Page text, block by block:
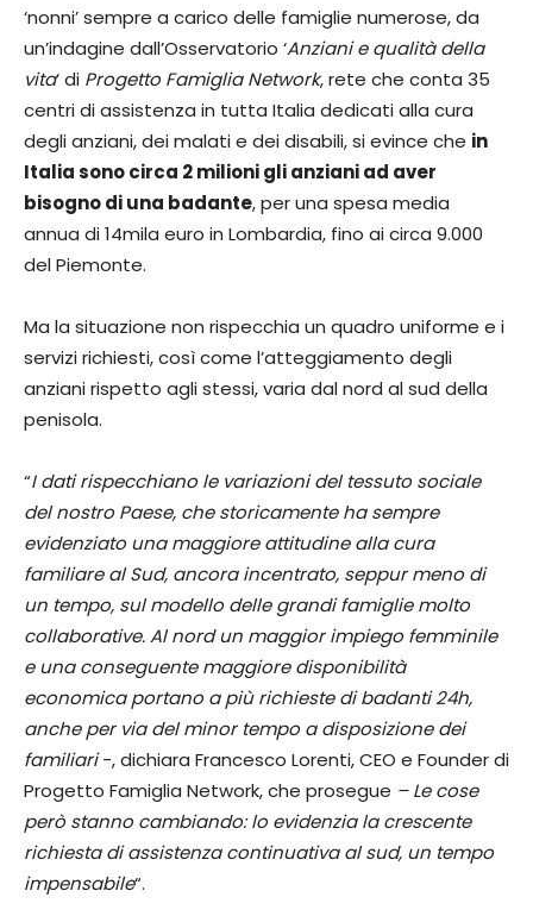
‘nonni’ sempre a carico delle famiglie numerose, da
un’indagine dall’Osservatorio ‘Anziani e qualità della
vita‘ di Progetto Famiglia Network, rete che conta 35
centri di assistenza in tutta Italia dedicati alla cura
degli anziani, dei malati e dei disabili, si evince che in
Italia sono circa 2 milioni gli anziani ad aver
bisogno di una badante, per una spesa media
annua di 14mila euro in Lombardia, fino ai circa 9.000
del Piemonte.
Ma la situazione non rispecchia un quadro uniforme e i
servizi richiesti, così come l’atteggiamento degli
anziani rispetto agli stessi, varia dal nord al sud della
penisola.
“I dati rispecchiano le variazioni del tessuto sociale
del nostro Paese, che storicamente ha sempre
evidenziato una maggiore attitudine alla cura
familiare al Sud, ancora incentrato, seppur meno di
un tempo, sul modello delle grandi famiglie molto
collaborative. Al nord un maggior impiego femminile
e una conseguente maggiore disponibilità
economica portano a più richieste di badanti 24h,
anche per via del minor tempo a disposizione dei
familiari-, dichiara Francesco Lorenti, CEO e Founder di
Progetto Famiglia Network, che prosegue – Le cose
però stanno cambiando: lo evidenzia la crescente
richiesta di assistenza continuativa al sud, un tempo
impensabile“.